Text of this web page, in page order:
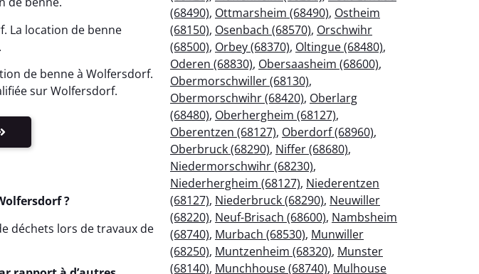
La location de benne
de benne à Wolfersdorf.
sur Wolfersdorf.
?
déchets lors de travaux de
(68490), Ottmarsheim (68490), Ostheim
(68150), Osenbach (68570), Orschwihr
(68500), Orbey (68370), Oltingue (68480),
Oderen (68830), Obersaasheim (68600),
Obermorschwiller (68130),
Obermorschwihr (68420), Oberlarg
(68480), Oberhergheim (68127),
Oberentzen (68127), Oberdorf (68960),
Oberbruck (68290), Niffer (68680),
Niedermorschwihr (68230),
Niederhergheim (68127), Niederentzen
(68127), Niederbruck (68290), Neuwiller
(68220), Neuf-Brisach (68600), Nambsheim
(68740), Murbach (68530), Munwiller
(68250), Muntzenheim (68320), Munster
(68140), Munchhouse (68740), Mulhouse